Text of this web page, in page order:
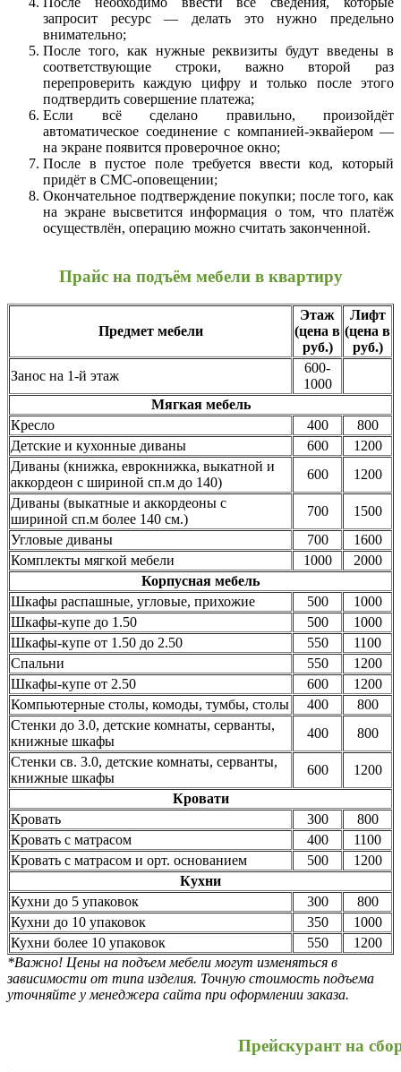
запросит ресурс — делать это нужно предельно
внимательно;
После того, как нужные реквизиты будут введены в
соответствующие строки, важно второй раз
перепроверить каждую цифру и только после этого
подтвердить совершение платежа;
Если всё сделано правильно, произойдёт
автоматическое соединение с компанией-эквайером —
на экране появится проверочное окно;
После в пустое поле требуется ввести код, который
придёт в СМС-оповещении;
Окончательное подтверждение покупки; после того, как
на экране высветится информация о том, что платёж
осуществлён, операцию можно считать законченной.
Прайс на подъём мебели в квартиру
Предмет мебели
Этаж
(цена в
руб.)
Лифт
(цена в
руб.)
Занос на 1-й этаж
600-
1000
Мягкая мебель
Кресло
400
800
Детские и кухонные диваны
600
1200
Диваны (книжка, еврокнижка, выкатной и
аккордеон с шириной сп.м до 140)
600
1200
Диваны (выкатные и аккордеоны с
шириной сп.м более 140 см.)
700
1500
Угловые диваны
700
1600
Комплекты мягкой мебели
1000
2000
Корпусная мебель
Шкафы распашные, угловые, прихожие
500
1000
Шкафы-купе до 1.50
500
1000
Шкафы-купе от 1.50 до 2.50
550
1100
Спальни
550
1200
Шкафы-купе от 2.50
600
1200
Компьютерные столы, комоды, тумбы, столы
400
800
Стенки до 3.0, детские комнаты, серванты,
книжные шкафы
400
800
Стенки св. 3.0, детские комнаты, серванты,
книжные шкафы
600
1200
Кровати
Кровать
300
800
Кровать с матрасом
400
1100
Кровать с матрасом и орт. основанием
500
1200
Кухни
Кухни до 5 упаковок
300
800
Кухни до 10 упаковок
350
1000
Кухни более 10 упаковок
550
1200
*Важно! Цены на подъем мебели могут изменяться в
зависимости от типа изделия. Точную стоимость подъема
уточняйте у менеджера сайта при оформлении заказа.
Прейскурант на